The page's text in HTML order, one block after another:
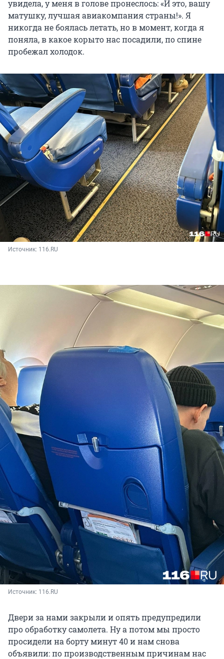
увидела, у меня в голове пронеслось: «И это, вашу
матушку, лучшая авиакомпания страны!». Я
никогда не боялась летать, но в момент, когда я
поняла, в какое корыто нас посадили, по спине
пробежал холодок.
Источник: 116.RU
Источник: 116.RU
Двери за нами закрыли и опять предупредили
про обработку самолета. Ну а потом мы просто
просидели на борту минут 40 и нам снова
объявили: по производственным причинам нас